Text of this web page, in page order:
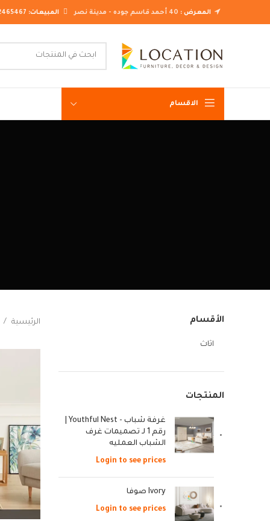
المعرض : المبيعات:
الاقسام
الأقسام
اثاث
المنتجات
رقم 1 لـ تصميمات غرف
الشباب العمليه
Login to see prices
Ivory صوفا
Login to see prices
الرئيسية